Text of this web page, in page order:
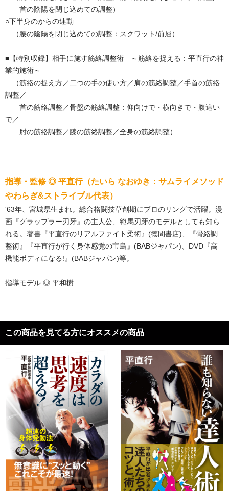
首の陰陽を閉じ込めての調整）
○下半身のからの連動
（腰の陰陽を閉じ込めての調整：スクワット/前屈）
■【特別収録】相手に施す筋絡調整術 ～筋絡を捉える：平直行の神
業的施術～
（筋絡の捉え方／二つの手の使い方／肩の筋絡調整／手首の筋絡
調整／
首の筋絡調整／骨盤の筋絡調整：仰向けで・横向きで・腹這い
で／
肘の筋絡調整／膝の筋絡調整／全身の筋絡調整）
指導・監修 ◎ 平直行（たいら なおゆき：サムライメソッド
やわらぎ&ストライプル代表）
'63年、宮城県生まれ。総合格闘技草創期にプロのリングで活躍。漫
画『グラップラー刃牙』の主人公、範馬刃牙のモデルとしても知ら
れる。著書『平直行のリアルファイト柔術』(徳間書店)、『骨絡調
整術』『平直行が行く身体感覚の宝島』(BABジャパン)、DVD『高
機能ボディになる!』(BABジャパン)等。
指導モデル ◎ 平和樹
この商品を見てる方にオススメの商品